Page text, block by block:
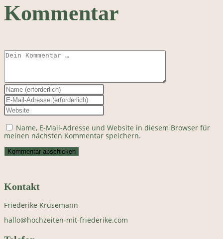
Kommentar
Kommentar
Gib
deinen
Namen
oder
zum
Kommentieren
Gib
deine
E-
Mail-
Adresse
zum
Kommentieren
ein
Gib
deine
Website-
URL
ein
(optional)
Name, E-Mail-Adresse und Website in diesem Browser für
meinen nächsten Kommentar speichern.
Kontakt
Friederike Krüsemann
hallo@hochzeiten-mit-friederike.com